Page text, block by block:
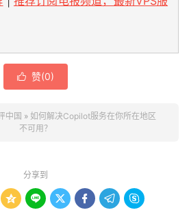
 赞(0)
中国 » 如何解决Copilot服务在你所在地区
不可用？
分享到
     